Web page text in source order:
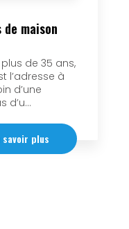
maison
de 35 ans,
l’adresse à
d’une
d’u...
savoir plus